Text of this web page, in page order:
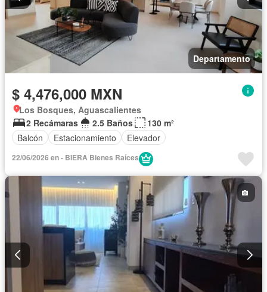
Departamento
$ 4,476,000 MXN
Los Bosques, Aguascalientes
2 Recámaras
2.5 Baños
130 m²
Balcón
Estacionamiento Elevador
22/06/2026 en - BIERA Bienes Raíces